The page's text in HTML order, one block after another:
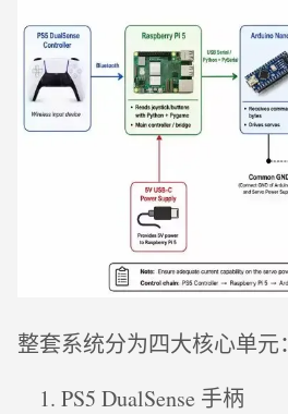
整套系统分为四大核心单元：
PS5 DualSense 手柄